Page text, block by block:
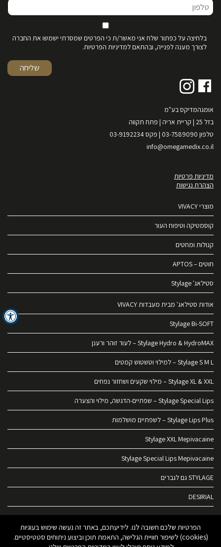
בלחיצה על כפתור שלח אני מאשר/ת כי הפרטים שמסרתי ישמשו את החברה
לצורך מענה לפנייה, ובהתאם למדיניות הפרטיות.
אומגהמדיקס בע"מ
בזל 25 | קריית אריה | פתח תקווה
טלפון 03-7589090 | פקס 03-9192234
info@omegamedix.co.il
מדיניות פרטיות
הצהרת נגישות
מוצרי VIVACY
קוסמטיקה וטיפוח העור
קנולות ומחטים
חוטים – APTOS
סטילאג' Stylage
אודות סטילאג' מבית מעבדות VIVACY
Stylage Bi-SOFT
Stylage Hydro & HydroMAX – לעור זוהר ורענן
Stylage S M L – למילוי וטשטוש קמטים
Stylage XL & XXL – מילוי שקעים ושחזור נפחים
Stylage Special Lips – שפתיים-הדגשה, מילוי והצערה
Stylage Lips Plus – לשפתיים מושלמות
Stylage XXL Mepivacaine
Stylage Special Lips Mepivacaine
STYLAGE גם לגברים
DESIRIAL
DESIRIAL – אסתטיקה אינטימית
כל הזכויות שמורות לאומגהמדיקס © 2022
הפרטיות שלכם חשובה לנו. לידיעתכם, באתר זה נעשה שימוש בעוגיות
(cookies) לשיפור חוויית הגלישה, התאמת תוכן וביצוע ניתוחים סטטיסטיים.